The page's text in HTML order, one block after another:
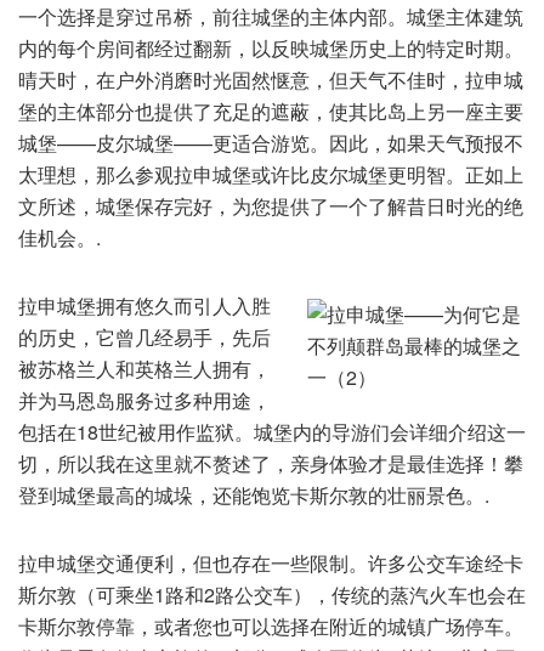
一个选择是穿过吊桥，前往城堡的主体内部。城堡主体建筑
内的每个房间都经过翻新，以反映城堡历史上的特定时期。
晴天时，在户外消磨时光固然惬意，但天气不佳时，拉申城
堡的主体部分也提供了充足的遮蔽，使其比岛上另一座主要
城堡——皮尔城堡——更适合游览。因此，如果天气预报不
太理想，那么参观拉申城堡或许比皮尔城堡更明智。正如上
文所述，城堡保存完好，为您提供了一个了解昔日时光的绝
佳机会。.
拉申城堡拥有悠久而引人入胜
的历史，它曾几经易手，先后
被苏格兰人和英格兰人拥有，
并为马恩岛服务过多种用途，
包括在18世纪被用作监狱。城堡内的导游们会详细介绍这一
切，所以我在这里就不赘述了，亲身体验才是最佳选择！攀
登到城堡最高的城垛，还能饱览卡斯尔敦的壮丽景色。.
拉申城堡交通便利，但也存在一些限制。许多公交车途经卡
斯尔敦（可乘坐1路和2路公交车），传统的蒸汽火车也会在
卡斯尔敦停靠，或者您也可以选择在附近的城镇广场停车。